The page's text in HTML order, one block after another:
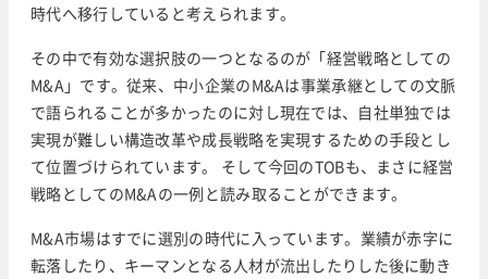
時代へ移行していると考えられます。
その中で有効な選択肢の一つとなるのが「経営戦略としての
M&A」です。従来、中小企業のM&Aは事業承継としての文脈
で語られることが多かったのに対し現在では、自社単独では
実現が難しい構造改革や成長戦略を実現するための手段とし
て位置づけられています。 そして今回のTOBも、まさに経営
戦略としてのM&Aの一例と読み取ることができます。
M&A市場はすでに選別の時代に入っています。業績が赤字に
転落したり、キーマンとなる人材が流出したりした後に動き